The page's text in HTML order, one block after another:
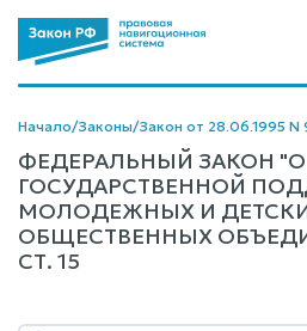
Начало/Законы/Закон от 28.06.1995
ФЕДЕРАЛЬНЫЙ ЗАКОН "О
ГОСУДАРСТВЕННОЙ
МОЛОДЕЖНЫХ И
ОБЩЕСТВЕННЫХ
СТ. 15